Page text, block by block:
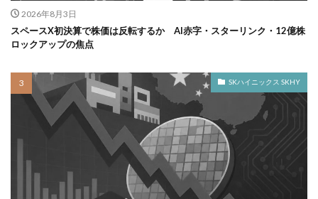
2026年8月3日
スペースX初決算で株価は反転するか AI赤字・スターリンク・12億株
ロックアップの焦点
SKハイニックス SKHY